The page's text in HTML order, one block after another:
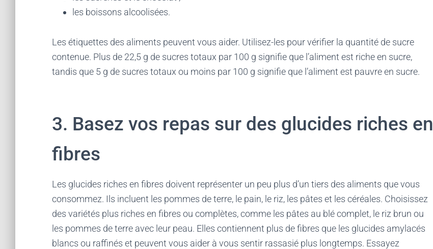
les boissons alcoolisées.
Les étiquettes des aliments peuvent vous aider. Utilisez-les pour vérifier la quantité de sucre
contenue. Plus de 22,5 g de sucres totaux par 100 g signifie que l’aliment est riche en sucre,
tandis que 5 g de sucres totaux ou moins par 100 g signifie que l’aliment est pauvre en sucre.
3. Basez vos repas sur des glucides riches en
fibres
Les glucides riches en fibres doivent représenter un peu plus d’un tiers des aliments que vous
consommez. Ils incluent les pommes de terre, le pain, le riz, les pâtes et les céréales. Choisissez
des variétés plus riches en fibres ou complètes, comme les pâtes au blé complet, le riz brun ou
les pommes de terre avec leur peau. Elles contiennent plus de fibres que les glucides amylacés
blancs ou raffinés et peuvent vous aider à vous sentir rassasié plus longtemps. Essayez